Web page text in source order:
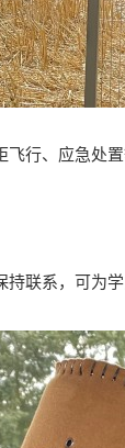
行、应急处
联系，可为